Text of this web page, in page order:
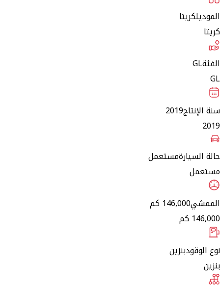
الموديلكريتا
كريتا
الفئةGL
GL
سنة الإنتاج2019
2019
حالة السيارةمستعمل
مستعمل
الممشي146,000 كم
146,000 كم
نوع الوقودبنزين
بنزين